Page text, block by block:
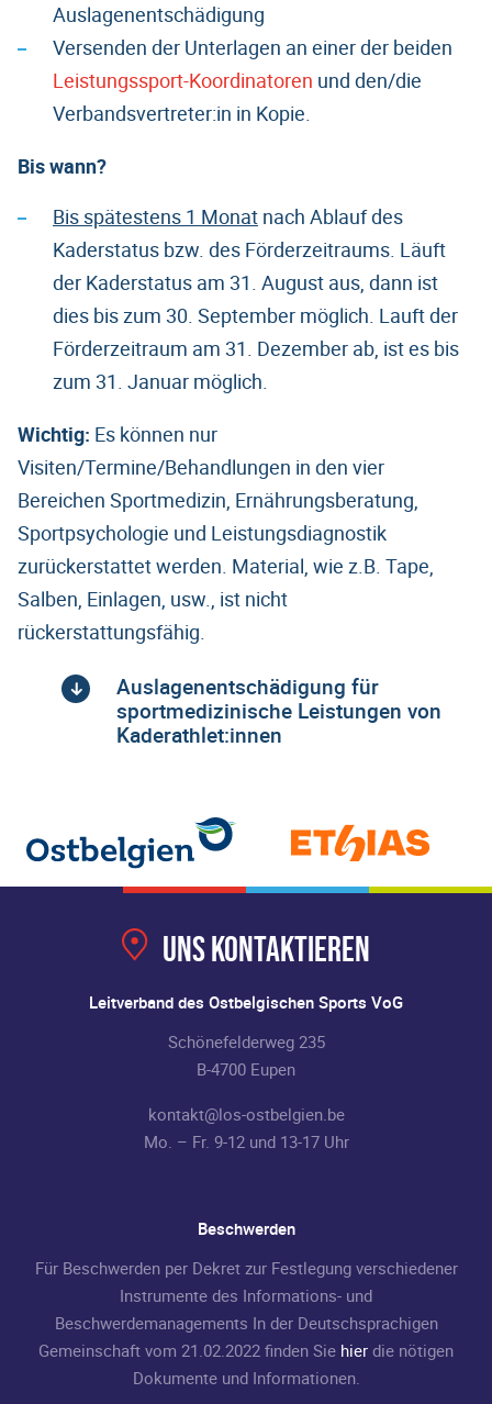
Auslagenentschädigung
Versenden der Unterlagen an einer der beiden
Leistungssport-Koordinatoren und den/die
Verbandsvertreter:in in Kopie.
Bis wann?
Bis spätestens 1 Monat nach Ablauf des
Kaderstatus bzw. des Förderzeitraums. Läuft
der Kaderstatus am 31. August aus, dann ist
dies bis zum 30. September möglich. Lauft der
Förderzeitraum am 31. Dezember ab, ist es bis
zum 31. Januar möglich.
Wichtig: Es können nur
Visiten/Termine/Behandlungen in den vier
Bereichen Sportmedizin, Ernährungsberatung,
Sportpsychologie und Leistungsdiagnostik
zurückerstattet werden. Material, wie z.B. Tape,
Salben, Einlagen, usw., ist nicht
rückerstattungsfähig.
Auslagenentschädigung für
sportmedizinische Leistungen von
Kaderathlet:innen
Uns kontaktieren
Leitverband des Ostbelgischen Sports VoG
Schönefelderweg 235
B-4700 Eupen
kontakt@los-ostbelgien.be
Mo. – Fr. 9-12 und 13-17 Uhr
Beschwerden
Für Beschwerden per Dekret zur Festlegung verschiedener
Instrumente des Informations- und
Beschwerdemanagements In der Deutschsprachigen
Gemeinschaft vom 21.02.2022 finden Sie hier die nötigen
Dokumente und Informationen.